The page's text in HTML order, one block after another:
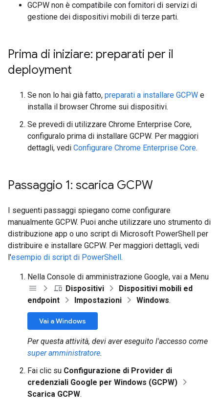
GCPW non è compatibile con fornitori di servizi di
gestione dei dispositivi mobili di terze parti.
Prima di iniziare: preparati per il
deployment
Se non lo hai già fatto, preparati a installare GCPW e
installa il browser Chrome sui dispositivi.
Se prevedi di utilizzare Chrome Enterprise Core,
configuralo prima di installare GCPW. Per maggiori
dettagli, vedi Configurare Chrome Enterprise Core.
Passaggio 1: scarica GCPW
I seguenti passaggi spiegano come configurare
manualmente GCPW. Puoi anche utilizzare uno strumento di
distribuzione app o uno script di Microsoft PowerShell per
distribuire e installare GCPW. Per maggiori dettagli, vedi
l'esempio di script di PowerShell.
Nella Console di amministrazione Google, vai a Menu
Dispositivi
Dispositivi mobili ed
endpoint
Impostazioni Windows.
Vai a Windows
Per questa attività, devi aver eseguito l'accesso come
super amministratore.
Fai clic su Configurazione di Provider di
credenziali Google per Windows (GCPW)
Scarica GCPW.